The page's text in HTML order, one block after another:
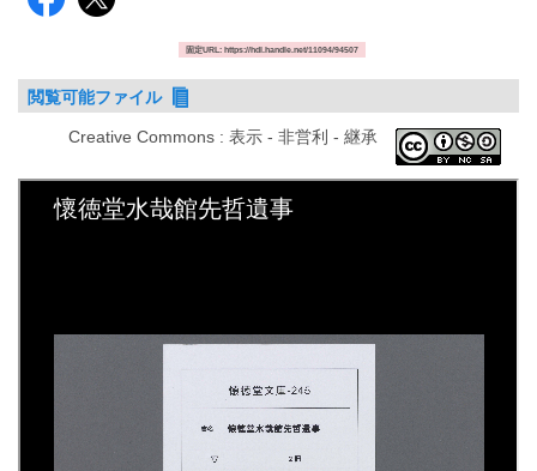
固定URL: https://hdl.handle.net/11094/94507
閲覧可能ファイル
Creative Commons : 表示 - 非営利 - 継承